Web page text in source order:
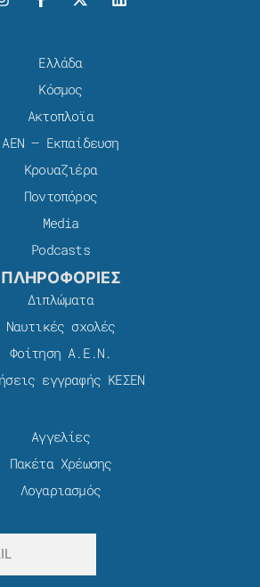
Ελλάδα
Κόσμος
Ακτοπλοϊα
ΑΕΝ – Εκπαίδευση
Κρουαζιέρα
Ποντοπόρος
Media
Podcasts
ΠΛΗΡΟΦΟΡΙΕΣ
Διπλώματα
Ναυτικές σχολές
Φοίτηση Α.Ε.Ν.
εγγραφής ΚΕΣΕΝ
Αγγελίες
Πακέτα Χρέωσης​
Λογαριασμός